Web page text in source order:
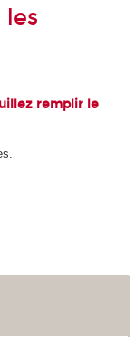
les
remplir le